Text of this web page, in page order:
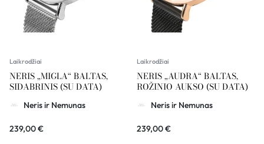
Laikrodžiai
NERIS „MIGLA“ BALTAS,
SIDABRINIS (SU DATA)
Neris ir Nemunas
239,00€
Laikrodžiai
NERIS „AUDRA“ BALTAS,
ROŽINIO AUKSO (SU DATA)
Neris ir Nemunas
239,00€